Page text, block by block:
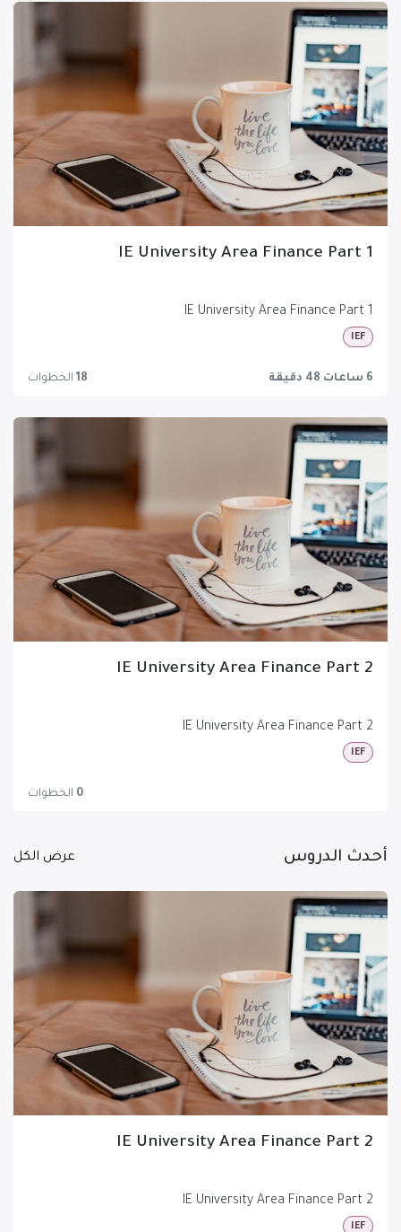
IE University Area Finance Part 1
IE University Area Finance Part 1
IEF
6 ساعات 48 دقيقة 18 الخطوات
IE University Area Finance Part 2
IE University Area Finance Part 2
IEF
0 الخطوات
عرض الكل أحدث الدروس
IE University Area Finance Part 2
IE University Area Finance Part 2
IEF